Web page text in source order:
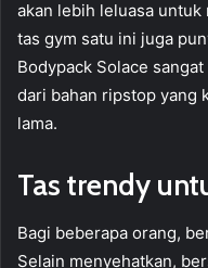
akan lebih leluasa untuk
tas gym satu ini juga
Bodypack Solace
dari bahan ripstop yang
lama.
Tas trendy
Bagi beberapa orang,
Selain menyehatkan,